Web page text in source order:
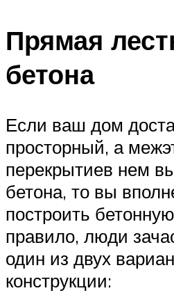
Прямая
бетона
Если ваш дом
просторный, а
перекрытиев нем
бетона, то вы
построить
правило, люди
один из двух
конструкции: